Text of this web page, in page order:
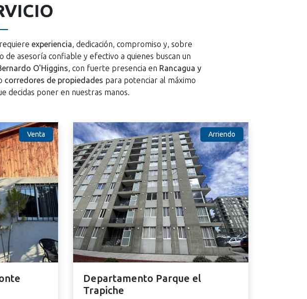
experiencia, dedicación, compromiso y, sobre
asesoría confiable y efectivo a quienes buscan un
O'Higgins, con fuerte presencia en Rancagua y
corredores de propiedades para potenciar al máximo
decidas poner en nuestras manos.
Venta Arriendo
Departamento Parque el
Trapiche